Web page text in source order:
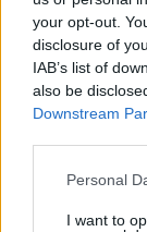
your opt-out.
disclosure of
IAB’s list of
also be
Downstream
Please note
not limited to
Personal
I want to
Ειδικότερα,